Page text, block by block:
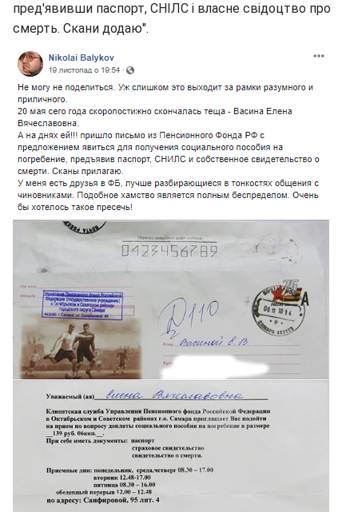
пред'явивши паспорт, СНІЛС і власне свідоцтво про
смерть. Скани додаю".